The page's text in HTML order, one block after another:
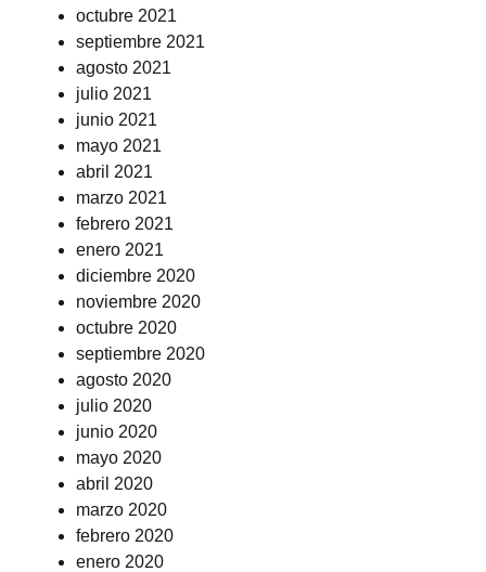
octubre 2021
septiembre 2021
agosto 2021
julio 2021
junio 2021
mayo 2021
abril 2021
marzo 2021
febrero 2021
enero 2021
diciembre 2020
noviembre 2020
octubre 2020
septiembre 2020
agosto 2020
julio 2020
junio 2020
mayo 2020
abril 2020
marzo 2020
febrero 2020
enero 2020